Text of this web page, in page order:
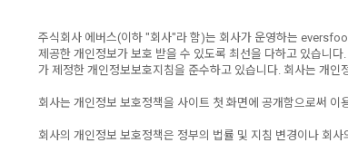
주식회사 에버스(이하 "회사"라 함)는 회사가 운영하는
제공한 개인정보가 보호 받을 수 있도록 최선을 다하고 있습니
가 제정한 개인정보보호지침을 준수하고 있습니다. 회사는 개
회사는 개인정보 보호정책을 사이트 첫 화면에 공개함으로써
회사의 개인정보 보호정책은 정부의 법률 및 지침 변경이나 회